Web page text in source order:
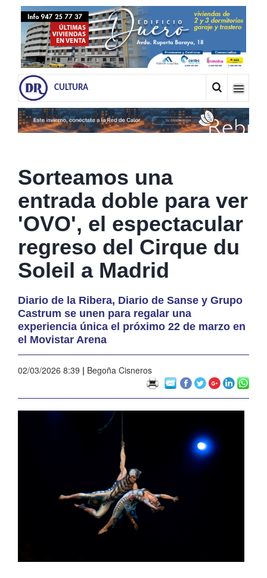
CULTURA
Sorteamos una
entrada doble para ver
'OVO', el espectacular
regreso del Cirque du
Soleil a Madrid
Diario de la Ribera, Diario de Sanse y Grupo
Castrum se unen para regalar una
experiencia única el próximo 22 de marzo en
el Movistar Arena
02/03/2026 8:39 | Begoña Cisneros